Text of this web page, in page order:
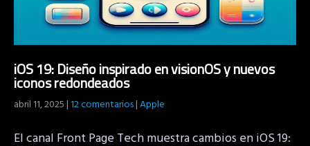
iOS 19: Diseño inspirado en visionOS y nuevos
iconos redondeados
abril 11, 2025|12 comentarios|Apple
El canal Front Page Tech muestra cambios en iOS 19: